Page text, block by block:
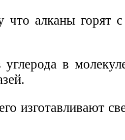
алканы горят
в
изготавливают